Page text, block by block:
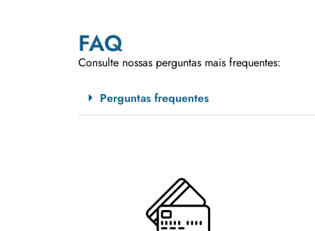
FAQ
Consulte nossas perguntas mais frequentes:
Perguntas frequentes